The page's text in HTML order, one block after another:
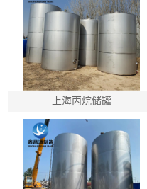
上海丙烷储罐